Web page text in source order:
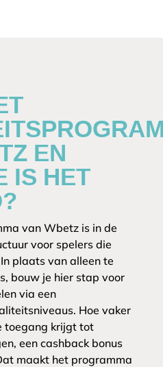
EN
IS HET
van Wbetz is in de
voor spelers die
plaats van alleen te
bouw je hier stap voor
via een
Hoe vaker
toegang krijgt tot
een cashback bonus
maakt het programma